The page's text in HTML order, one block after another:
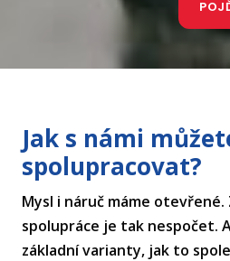
Jak s námi
spolupracovat?
Mysl i náruč máme
spolupráce je tak nespočet.
základní varianty, jak to